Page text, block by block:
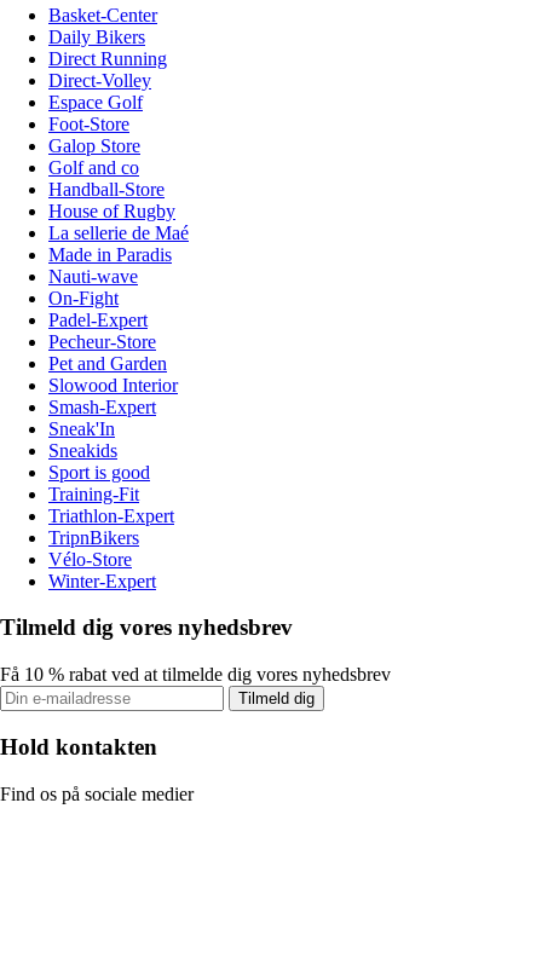
Basket-Center
Daily Bikers
Direct Running
Direct-Volley
Espace Golf
Foot-Store
Galop Store
Golf and co
Handball-Store
House of Rugby
La sellerie de Maé
Made in Paradis
Nauti-wave
On-Fight
Padel-Expert
Pecheur-Store
Pet and Garden
Slowood Interior
Smash-Expert
Sneak'In
Sneakids
Sport is good
Training-Fit
Triathlon-Expert
TripnBikers
Vélo-Store
Winter-Expert
Tilmeld dig vores nyhedsbrev
Få 10 % rabat ved at tilmelde dig vores nyhedsbrev
Tilmeld dig
Hold kontakten
Find os på sociale medier